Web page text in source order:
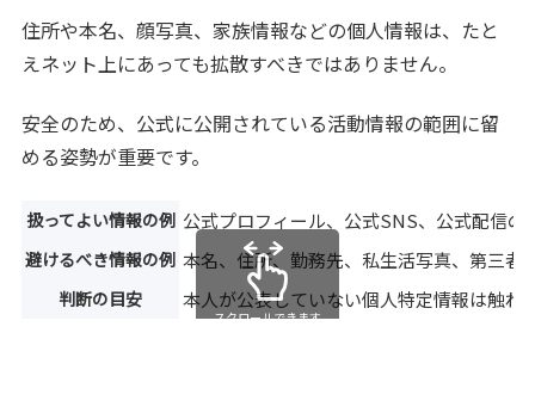
住所や本名、顔写真、家族情報などの個人情報は、たと
えネット上にあっても拡散すべきではありません。
安全のため、公式に公開されている活動情報の範囲に留
める姿勢が重要です。
扱ってよい情報の例 公式プロフィール、公式SNS、公式配信の
避けるべき情報の例 本名、住所、勤務先、私生活写真、第三者
判断の目安 本人が公表していない個人特定情報は触れ
スクロールできます